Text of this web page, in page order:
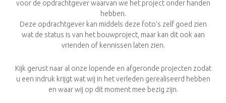
voor de opdrachtgever waarvan we het project onder handen
hebben.
Deze opdrachtgever kan middels deze foto’s zelf goed zien
wat de status is van het bouwproject, maar kan dit ook aan
vrienden of kennissen laten zien.
Kijk gerust naar al onze lopende en afgeronde projecten zodat
u een indruk krijgt wat wij in het verleden gerealiseerd hebben
en waar wij op dit moment mee bezig zijn.